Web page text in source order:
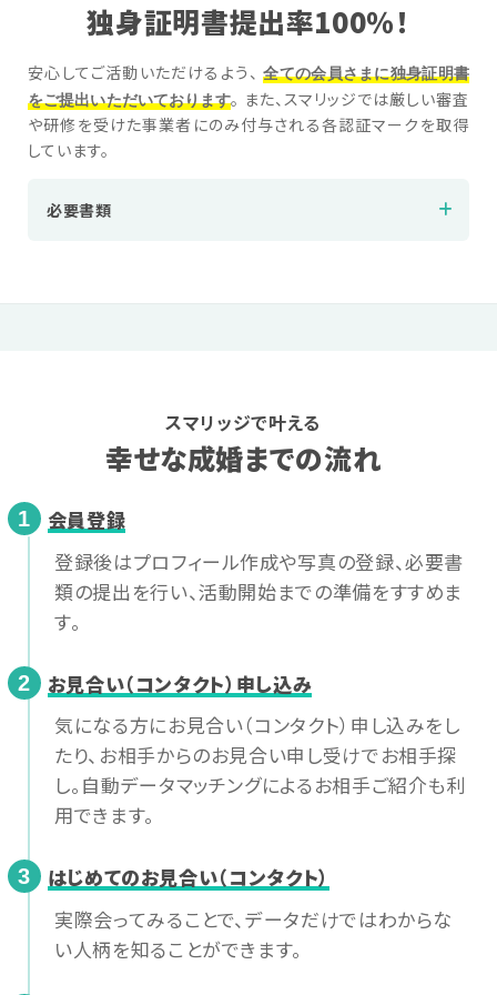
独身証明書提出率100％！
安心してご活動いただけるよう、全ての会員さまに独身証明書
をご提出いただいております。 また、スマリッジでは厳しい審査
や研修を受けた事業者にのみ付与される各認証マークを取得
しています。
必要書類
スマリッジで叶える
幸せな成婚までの流れ
1
会員登録
登録後はプロフィール作成や写真の登録、必要書
類の提出を行い、活動開始までの準備をすすめま
す。
2
お見合い（コンタクト）申し込み
気になる方にお見合い（コンタクト）申し込みをし
たり、お相手からのお見合い申し受けでお相手探
し。自動データマッチングによるお相手ご紹介も利
用できます。
3
はじめてのお見合い（コンタクト）
実際会ってみることで、データだけではわからな
い人柄を知ることができます。